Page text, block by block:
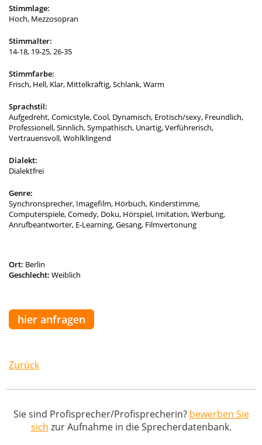
Ort: Berlin
Geschlecht: Weiblich
hier anfragen
Zurück
Stimmlage:
Hoch, Mezzosopran
Stimmalter:
14-18, 19-25, 26-35
Stimmfarbe:
Frisch, Hell, Klar, Mittelkräftig, Schlank, Warm
Sprachstil:
Aufgedreht, Comicstyle, Cool, Dynamisch, Erotisch/sexy, Freundlich,
Professionell, Sinnlich, Sympathisch, Unartig, Verführerisch,
Vertrauensvoll, Wohlklingend
Dialekt:
Dialektfrei
Genre:
Synchronsprecher, Imagefilm, Hörbuch, Kinderstimme,
Computerspiele, Comedy, Doku, Hörspiel, Imitation, Werbung,
Anrufbeantworter, E-Learning, Gesang, Filmvertonung
Sie sind Profisprecher/Profisprecherin? bewerben Sie
sich zur Aufnahme in die Sprecherdatenbank.